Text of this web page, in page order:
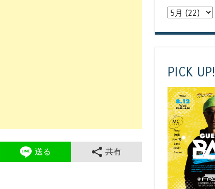
送る 共有
PICK UP!